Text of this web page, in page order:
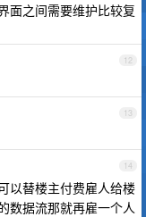
面之间需要维护比较复
12
13
14
以替楼主付费雇人给楼
数据流那就再雇一个人